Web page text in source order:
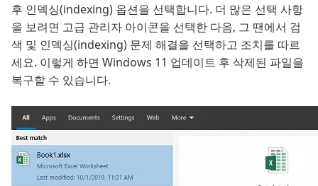
후 인덱싱(indexing) 옵션을 선택합니다. 더 많은 선택 사항
을 보려면 고급 관리자 아이콘을 선택한 다음, 그 땐에서 검
색 및 인덱싱(indexing) 문제 해결을 선택하고 조치를 따르
세요. 이렇게 하면 Windows 11 업데이트 후 삭제된 파일을
복구할 수 있습니다.